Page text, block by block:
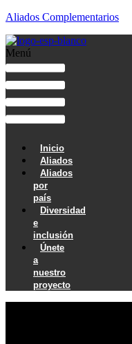
Aliados Complementarios
Menú
Inicio
Aliados
Aliados
por
país
Diversidad
e
inclusión
Únete
a
nuestro
proyecto